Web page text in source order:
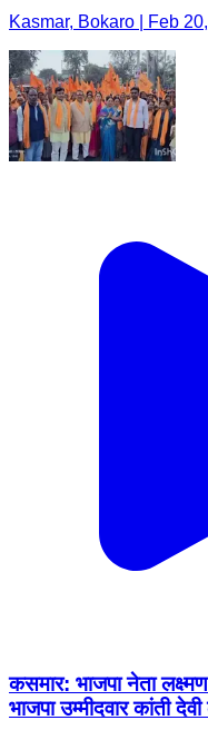
Kasmar, Bokaro | Feb
कसमार: भाजपा नेता
भाजपा उम्मीदवार कांती